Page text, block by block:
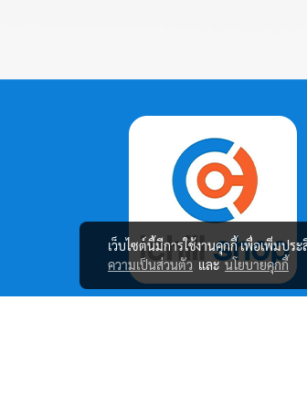
เว็บไซต์นี้มีการใช้งานคุกกี้ เพื่อเพิ่มปร
ความเป็นส่วนตัว และนโยบายคุกกี้